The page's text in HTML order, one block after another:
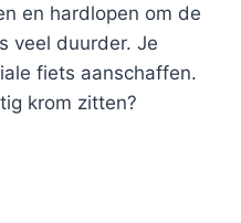
en hardlopen om de
veel duurder. Je
fiets aanschaffen.
krom zitten?